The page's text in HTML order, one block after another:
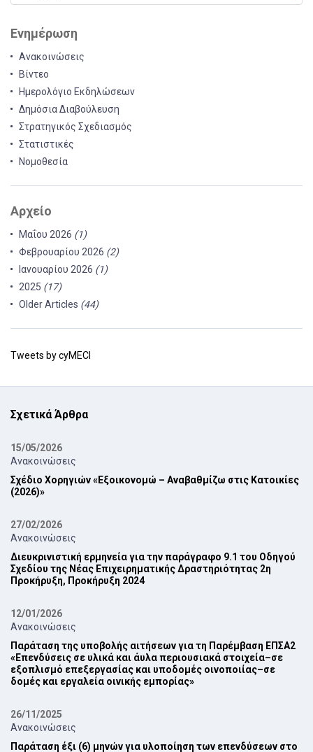
Ενημέρωση
Ανακοινώσεις
Βίντεο
Ημερολόγιο Εκδηλώσεων
Δημόσια Διαβούλευση
Στρατηγικός Σχεδιασμός
Στατιστικές
Νομοθεσία
Αρχείο
Μαΐου 2026 (1)
Φεβρουαρίου 2026 (2)
Ιανουαρίου 2026 (1)
2025 (17)
Older Articles (44)
Tweets by cyMECI
Σχετικά Άρθρα
15/05/2026
Ανακοινώσεις
Σχέδιο Χορηγιών «Εξοικονομώ – Αναβαθμίζω στις Κατοικίες
(2026)»
27/02/2026
Ανακοινώσεις
Διευκρινιστική ερμηνεία για την παράγραφο 9.1 του Οδηγού
Σχεδίου της Νέας ‎Επιχειρηματικής Δραστηριότητας 2η
Προκήρυξη, Προκήρυξη 2024‎
12/01/2026
Ανακοινώσεις
Παράταση της υποβολής αιτήσεων για τη Παρέμβαση ΕΠ‎ΣΑ2
‎«Επενδύσεις σε υλικά και άυλα περιουσιακά στοιχεία–σε
εξοπλισμό επεξεργασίας και ‎υποδομές οινοποιίας–σε
δομές και εργαλεία οινικής εμπορίας»‎
26/11/2025
Ανακοινώσεις
Παράταση έξι (6) μηνών για υλοποίηση των επενδύσεων στο